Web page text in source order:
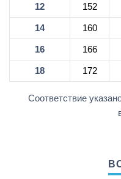
12 152
14 160
16 166
18 172
Соответствие